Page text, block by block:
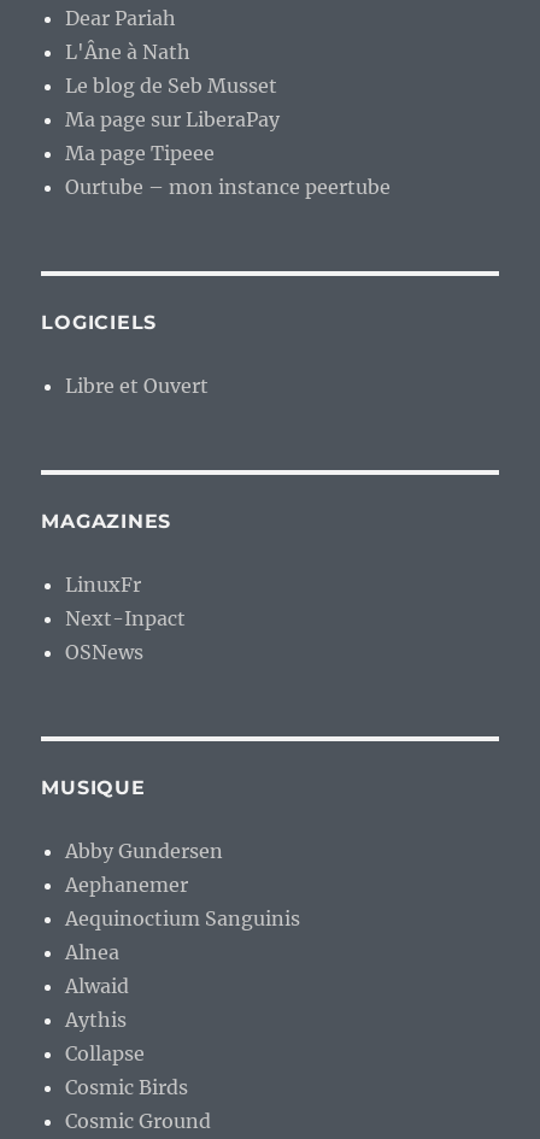
Dear Pariah
L'Âne à Nath
Le blog de Seb Musset
Ma page sur LiberaPay
Ma page Tipeee
Ourtube – mon instance peertube
LOGICIELS
Libre et Ouvert
MAGAZINES
LinuxFr
Next-Inpact
OSNews
MUSIQUE
Abby Gundersen
Aephanemer
Aequinoctium Sanguinis
Alnea
Alwaid
Aythis
Collapse
Cosmic Birds
Cosmic Ground